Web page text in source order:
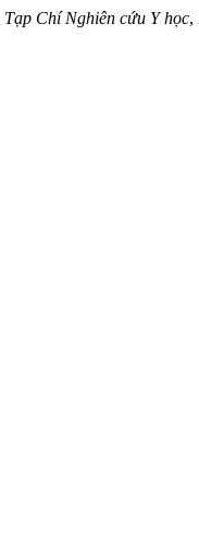
Tạp Chí Nghiên cứu Y học,